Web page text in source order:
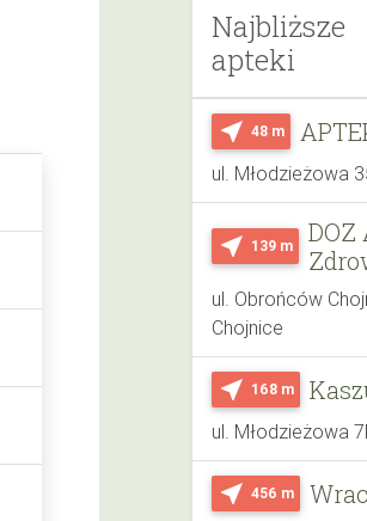
Najbliższe
apteki
near_me 48 m
ul. Młodzieżowa
near_me 139 m
DOZ
ul. Obrońców
Chojnice
near_me 168 m
ul. Młodzieżowa
near_me 456 m